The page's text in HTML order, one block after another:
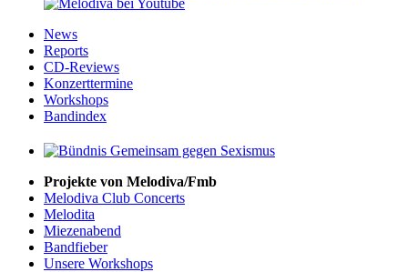
News
Reports
CD-Reviews
Konzerttermine
Workshops
Bandindex
Projekte von Melodiva/Fmb
Melodiva Club Concerts
Melodita
Miezenabend
Bandfieber
Unsere Workshops